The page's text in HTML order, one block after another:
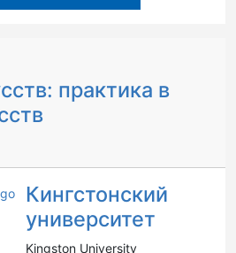
практика в
Кингстонский
университет
Kingston University